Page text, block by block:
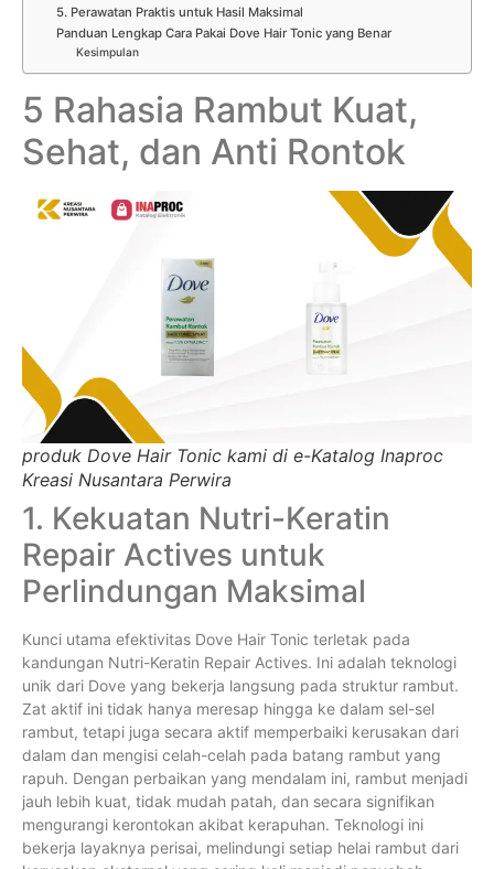
5. Perawatan Praktis untuk Hasil Maksimal
Panduan Lengkap Cara Pakai Dove Hair Tonic yang Benar
Kesimpulan
5 Rahasia Rambut Kuat,
Sehat, dan Anti Rontok
produk Dove Hair Tonic kami di e-Katalog Inaproc
Kreasi Nusantara Perwira
1. Kekuatan Nutri-Keratin
Repair Actives untuk
Perlindungan Maksimal
Kunci utama efektivitas Dove Hair Tonic terletak pada
kandungan Nutri-Keratin Repair Actives. Ini adalah teknologi
unik dari Dove yang bekerja langsung pada struktur rambut.
Zat aktif ini tidak hanya meresap hingga ke dalam sel-sel
rambut, tetapi juga secara aktif memperbaiki kerusakan dari
dalam dan mengisi celah-celah pada batang rambut yang
rapuh. Dengan perbaikan yang mendalam ini, rambut menjadi
jauh lebih kuat, tidak mudah patah, dan secara signifikan
mengurangi kerontokan akibat kerapuhan. Teknologi ini
bekerja layaknya perisai, melindungi setiap helai rambut dari